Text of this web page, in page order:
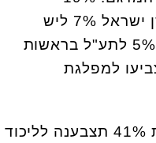
תצבענה לליכוד, 11% לחוסן ישראל 7% ליש
למפלגת
בקרב המצביעות המסורתיות 41% תצבענה לליכוד